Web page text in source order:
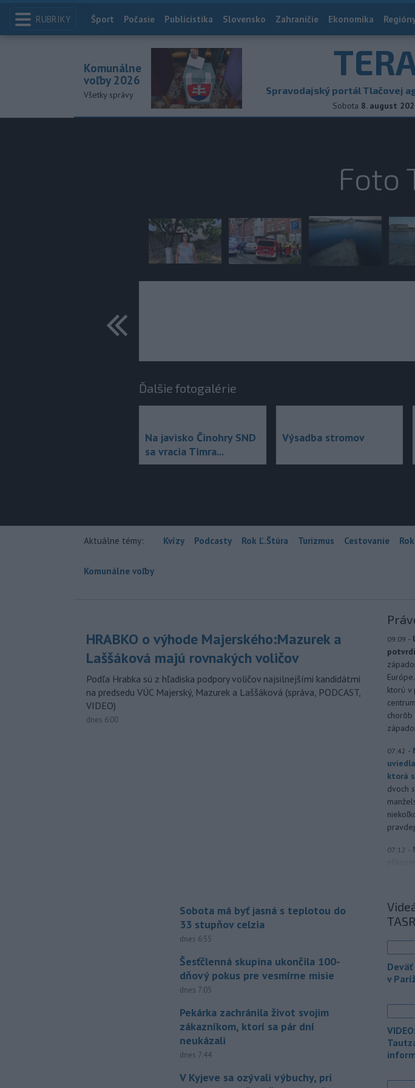
RUBRIKY Index
Šport Počasie Publicistika Slovensko Zahraničie Ekonomika
Spravodajský portál Tlačovej
Sobota 8. august
Komunálne
voľby 2026
Všetky správy
Foto
predchádzajúce
Ďalšie fotogalérie
Na javisko Činohry SND
sa vracia Timra...
Výsadba stromov
Aktuálne témy: Kvízy Podcasty Rok Ľ.Štúra Turizmus Cestovanie
Komunálne voľby
HRABKO o výhode Majerského:Mazurek a
Laššáková majú rovnakých voličov
Podľa Hrabka sú z hľadiska podpory voličov najsilnejšími kandidátmi
na predsedu VÚC Majerský, Mazurek a Laššáková (správa, PODCAST,
VIDEO)
dnes 6:00
Sobota má byť jasná s teplotou do
33 stupňov celzia
dnes 6:55
Šesťčlenná skupina ukončila 100-
dňový pokus pre vesmírne misie
dnes 7:05
Pekárka zachránila život svojim
zákazníkom, ktorí sa pár dní
neukázali
dnes 7:44
V Kyjeve sa ozývali výbuchy, pri
09:09 -
ktorú v
chorôb
07:42 -
ktorá
dvoch
07:12 -
2027
07:09 -
-
v